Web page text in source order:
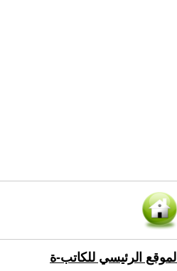
الموقع الرئيسي للكاتب-ة